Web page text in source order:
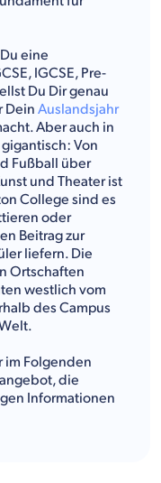
eine
IGCSE, Pre-
Du Dir genau
Dein Auslandsjahr
Aber auch in
Von
Fußball über
und Theater ist
College sind es
oder
Beitrag zur
liefern. Die
Ortschaften
westlich vom
des Campus
im Folgenden
die
Informationen